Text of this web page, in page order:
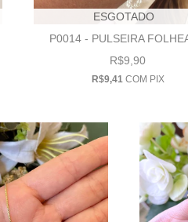
ESGOTADO
P0014 - PULSEIRA
R$9,90
R$9,41 COM PIX